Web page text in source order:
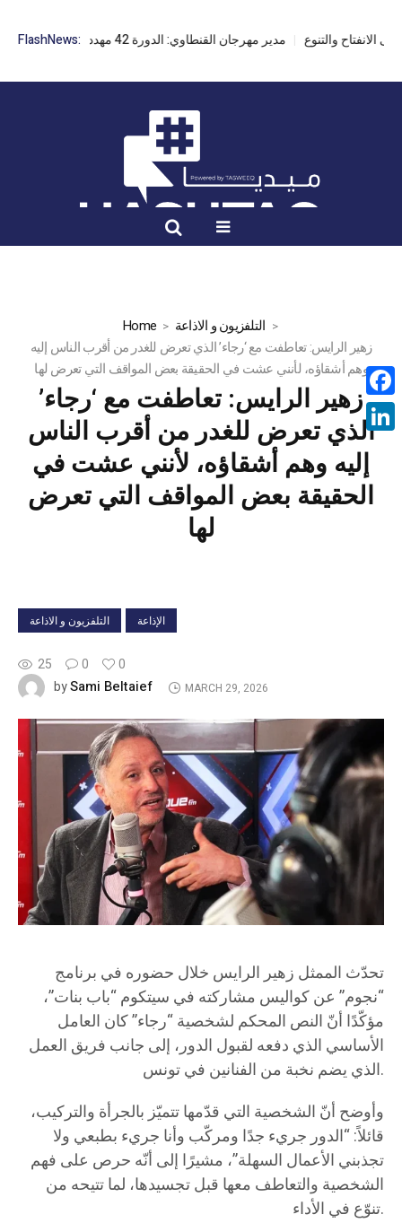
FlashNews: مدير مهرجان القنطاوي: الدورة 42 مهددة بسبب تأخر التراخيص
Home
التلفزيون و الاذاعة
زهير الرايس: تعاطفت مع ‘رجاء’ الذي تعرض للغدر من أقرب الناس إليه
وهم أشقاؤه، لأنني عشت في الحقيقة بعض المواقف التي تعرض لها
زهير الرايس: تعاطفت مع ‘رجاء’
الذي تعرض للغدر من أقرب الناس
إليه وهم أشقاؤه، لأنني عشت في
الحقيقة بعض المواقف التي تعرض
لها
التلفزيون و الاذاعة الإذاعة
25 0
0
bySami Beltaief MARCH 29, 2026
تحدّث الممثل زهير الرايس خلال حضوره في برنامج
“نجوم” عن كواليس مشاركته في سيتكوم “باب بنات”،
مؤكّدًا أنّ النص المحكم لشخصية “رجاء” كان العامل
الأساسي الذي دفعه لقبول الدور، إلى جانب فريق العمل
الذي يضم نخبة من الفنانين في تونس.
وأوضح أنّ الشخصية التي قدّمها تتميّز بالجرأة والتركيب،
قائلاً: “الدور جريء جدًا ومركّب وأنا جريء بطبعي ولا
تجذبني الأعمال السهلة”، مشيرًا إلى أنّه حرص على فهم
الشخصية والتعاطف معها قبل تجسيدها، لما تتيحه من
تنوّع في الأداء.